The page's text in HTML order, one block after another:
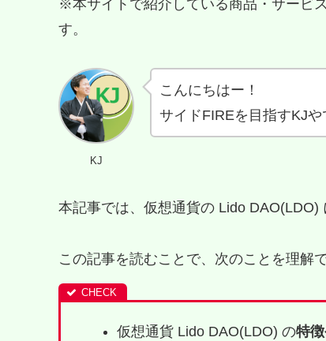
※本サイトで紹介している商品・サービ
す。
KJ
こんにちはー！
サイドFIREを目指すKJや
本記事では、仮想通貨の Lido DAO(LDO)
この記事を読むことで、次のことを理解
仮想通貨 Lido DAO(LDO) の特